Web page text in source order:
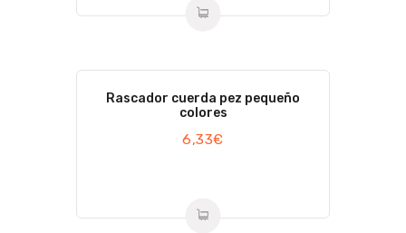
Rascador cuerda pez pequeño
colores
6,33€